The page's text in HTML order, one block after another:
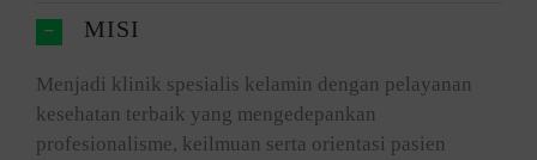
MISI
Menjadi klinik spesialis kelamin dengan pelayanan
kesehatan terbaik yang mengedepankan
profesionalisme, keilmuan serta orientasi pasien